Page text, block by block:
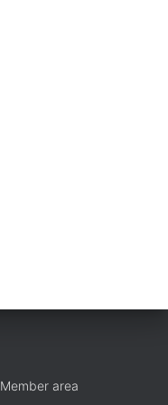
Member area